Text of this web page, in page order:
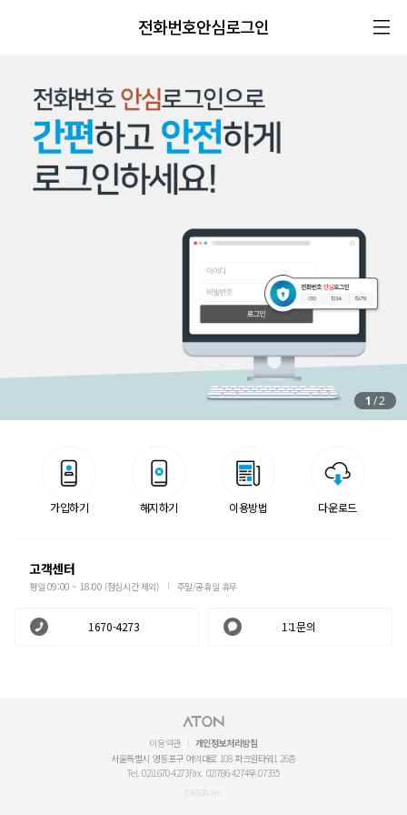
전화번호안심로그인
1 /2
가입하기 해지하기 이용방법 다운로드
고객센터
평일 09:00 ~ 18:00 (점심시간 제외) 주말/공휴일 휴무
1670-4273 1:1문의
이용약관
개인정보처리방침
서울특별시 영등포구 여의대로 108 파크원타워1 26층
Tel. 02)1670-4273Fax. 02)786-4274우.07335
© ATON Inc.